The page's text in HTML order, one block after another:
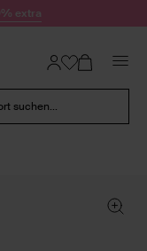
extra
suchen...